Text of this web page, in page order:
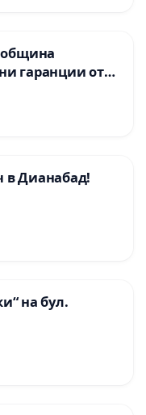
гаранции от
че ще се
норми!
в Дианабад!
на бул.